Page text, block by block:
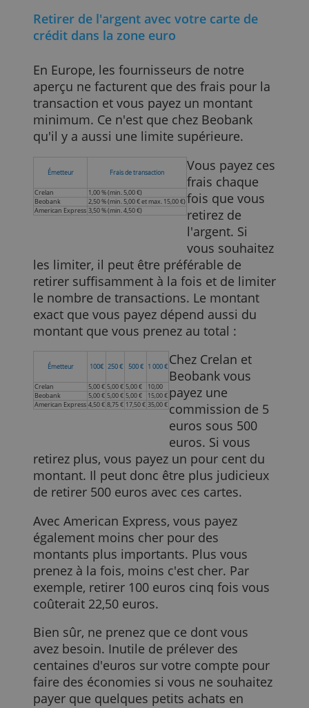
montant total et quelle différence les
frais de change ont sur les coûts
totaux. Dans notre aperçu, les cartes
même fournisseur prélèvent la même
structure de frais de change.
Retirer de l'argent avec votre carte de
En Europe, les fournisseurs de notre
aperçu ne facturent que des frais pour la
transaction et vous payez un montant
minimum. Ce n'est que chez Beobank
qu'il y a aussi une limite supérieure.
Émetteur Frais de transaction
Crelan
1,00 % (min. 5,00 €)
Vous payez
frais chaque
fois que vous
retirez de
l'argent. Si
vous
les limiter, il peut être préférable de
retirer suffisamment à la fois et de
le nombre de transactions. Le montant
exact que vous payez dépend aussi du
montant que vous prenez au total :
Émetteur 250 € 500 €
Crelan 5,00 € 5,00 € 5,00 € 10,00
5,00 € 5,00 € 5,00 € 15,00 €
American Express 4,50 € 8,75 € 17,50 € 35,00 €
Chez Crelan et
Beobank vous
payez une
commission de 5
euros sous 500
retirez plus, vous payez un pour cent du
montant. Il peut donc être plus judicieux
de retirer 500 euros avec ces cartes.